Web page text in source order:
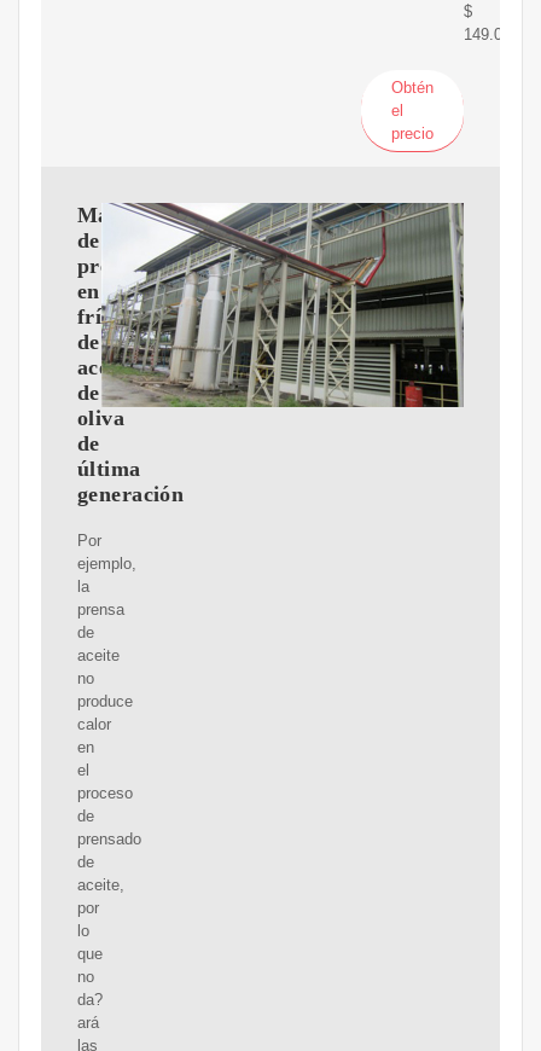
$
149.000
Obtén
el
precio
Máquina
de
prensado
en
frío
de
aceite
de
oliva
de
última
generación
Por
ejemplo,
la
prensa
de
aceite
no
produce
calor
en
el
proceso
de
prensado
de
aceite,
por
lo
que
no
da?
ará
las